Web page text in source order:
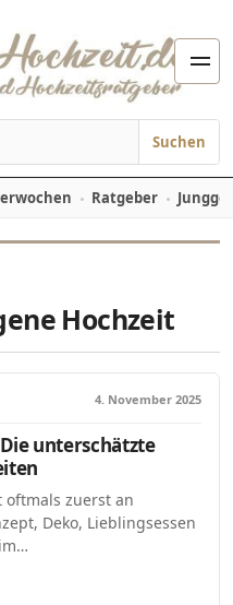
Suchen
Ratgeber
Hochzeit
4. November 2025
unterschätzte
oftmals zuerst an
Deko, Lieblingsessen